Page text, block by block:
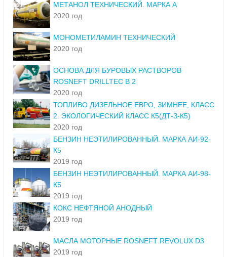
МЕТАНОЛ ТЕХНИЧЕСКИЙ. МАРКА А
2020 год
МОНОМЕТИЛАМИН ТЕХНИЧЕСКИЙ
2020 год
ОСНОВА ДЛЯ БУРОВЫХ РАСТВОРОВ
ROSNEFT DRILLTEC B 2
2020 год
ТОПЛИВО ДИЗЕЛЬНОЕ ЕВРО, ЗИМНЕЕ, КЛАСС
2. ЭКОЛОГИЧЕСКИЙ КЛАСС К5(ДТ-З-К5)
2020 год
БЕНЗИН НЕЭТИЛИРОВАННЫЙ. МАРКА АИ-92-
К5
2019 год
БЕНЗИН НЕЭТИЛИРОВАННЫЙ. МАРКА АИ-98-
К5
2019 год
КОКС НЕФТЯНОЙ АНОДНЫЙ
2019 год
МАСЛА МОТОРНЫЕ ROSNEFT REVOLUX D3
2019 год